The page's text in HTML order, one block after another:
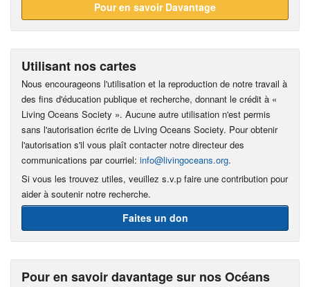
Pour en savoir Davantage
Utilisant nos cartes
Nous encourageons l'utilisation et la reproduction de notre travail à
des fins d'éducation publique et recherche, donnant le crédit à «
Living Oceans Society ». Aucune autre utilisation n'est permis
sans l'autorisation écrite de Living Oceans Society. Pour obtenir
l'autorisation s'il vous plaît contacter notre directeur des
communications par courriel: info@livingoceans.org.
Si vous les trouvez utiles, veuillez s.v.p faire une contribution pour
aider à soutenir notre recherche.
Faites un don
Pour en savoir davantage sur nos Océans